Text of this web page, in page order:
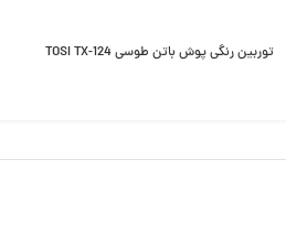
توربین رنگی پوش باتن طوسی TOSI TX-124